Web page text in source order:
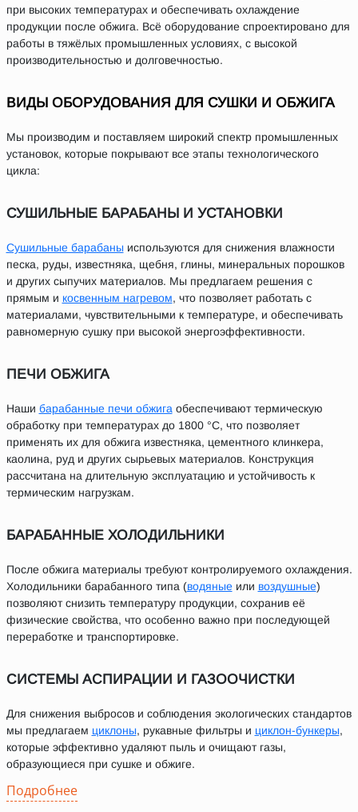
при высоких температурах и обеспечивать охлаждение
продукции после обжига. Всё оборудование спроектировано для
работы в тяжёлых промышленных условиях, с высокой
производительностью и долговечностью.
ВИДЫ ОБОРУДОВАНИЯ ДЛЯ СУШКИ И ОБЖИГА
Мы производим и поставляем широкий спектр промышленных
установок, которые покрывают все этапы технологического
цикла:
СУШИЛЬНЫЕ БАРАБАНЫ И УСТАНОВКИ
Сушильные барабаны используются для снижения влажности
песка, руды, известняка, щебня, глины, минеральных порошков
и других сыпучих материалов. Мы предлагаем решения с
прямым и косвенным нагревом, что позволяет работать с
материалами, чувствительными к температуре, и обеспечивать
равномерную сушку при высокой энергоэффективности.
ПЕЧИ ОБЖИГА
Наши барабанные печи обжига обеспечивают термическую
обработку при температурах до 1800 °C, что позволяет
применять их для обжига известняка, цементного клинкера,
каолина, руд и других сырьевых материалов. Конструкция
рассчитана на длительную эксплуатацию и устойчивость к
термическим нагрузкам.
БАРАБАННЫЕ ХОЛОДИЛЬНИКИ
После обжига материалы требуют контролируемого охлаждения.
Холодильники барабанного типа (водяные или воздушные)
позволяют снизить температуру продукции, сохранив её
физические свойства, что особенно важно при последующей
переработке и транспортировке.
СИСТЕМЫ АСПИРАЦИИ И ГАЗООЧИСТКИ
Для снижения выбросов и соблюдения экологических стандартов
мы предлагаем циклоны, рукавные фильтры и циклон-бункеры,
которые эффективно удаляют пыль и очищают газы,
образующиеся при сушке и обжиге.
Подробнее